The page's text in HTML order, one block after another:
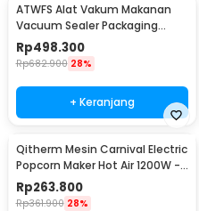
ATWFS Alat Vakum Makanan
Vacuum Sealer Packaging
Machine with Bag - SX-168
Rp498.300
Rp682.900 28%
+ Keranjang
Qitherm Mesin Carnival Electric
Popcorn Maker Hot Air 1200W -
PM-2800
Rp263.800
Rp361.900 28%